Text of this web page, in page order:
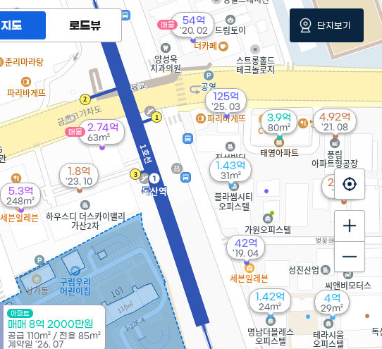
2.74억
63m²
매물
4억
29m²
아파트
매매 8억 2000만원
공급 110m² / 전용 85m²
계약일 '26. 07
6.29억
219m²
54억
'20. 02
매물
1.42억
24m²
1.43억
31m²
125억
'25. 03
3.9억
80m²
1.8억
'23. 10
5.3억
248m²
4.92억
'21. 08
42억
'19. 04
29.3억
'14. 11
지도 로드뷰 단지보기